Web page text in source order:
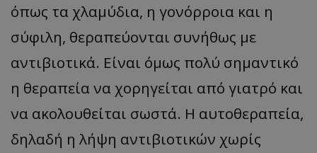
όπως τα χλαμύδια, η γονόρροια και η
σύφιλη, θεραπεύονται συνήθως με
αντιβιοτικά. Είναι όμως πολύ σημαντικό
η θεραπεία να χορηγείται από γιατρό και
να ακολουθείται σωστά. Η αυτοθεραπεία,
δηλαδή η λήψη αντιβιοτικών χωρίς